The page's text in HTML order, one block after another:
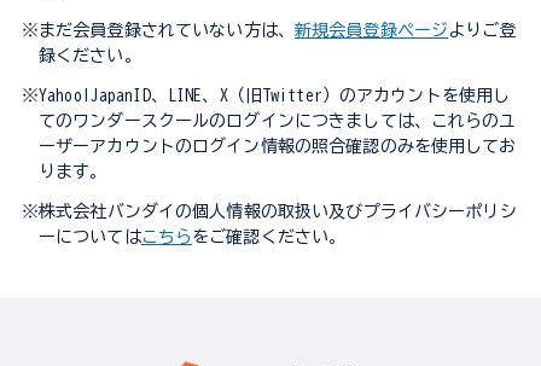
※まだ会員登録されていない方は、 新規会員登録ページ よりご登
録ください。
※Yahoo!JapanID、LINE、X（旧Twitter）のアカウントを使用し
てのワンダースクールのログインにつきましては、これらのユ
ーザーアカウントのログイン情報の照合確認のみを使用してお
ります。
※株式会社バンダイの個人情報の取扱い及びプライバシーポリシ
ーについてはこちら をご確認ください。